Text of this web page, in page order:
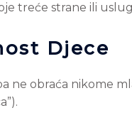
treće strane ili
Djece
ne obraća nikome